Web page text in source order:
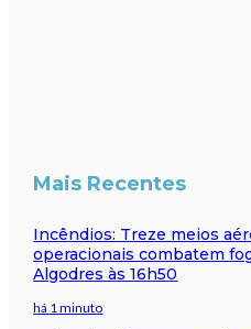
Mais Recentes
Incêndios: Treze meios
operacionais combatem
Algodres às 16h50
há 1 minuto